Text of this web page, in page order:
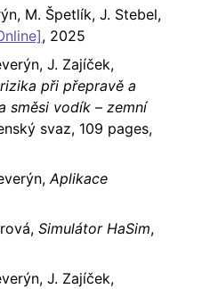
M. Špetlík, J. Stebel,
, 2025
J. Zajíček,
při přepravě a
směsi vodík – zemní
svaz, 109 pages,
Aplikace
Simulátor HaSim,
J. Zajíček,